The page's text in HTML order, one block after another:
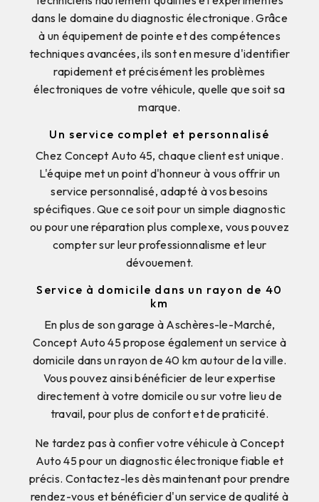
dans le domaine du diagnostic électronique. Grâce
à un équipement de pointe et des compétences
techniques avancées, ils sont en mesure d'identifier
rapidement et précisément les problèmes
électroniques de votre véhicule, quelle que soit sa
marque.
Un service complet et personnalisé
Chez Concept Auto 45, chaque client est unique.
L'équipe met un point d'honneur à vous offrir un
service personnalisé, adapté à vos besoins
spécifiques. Que ce soit pour un simple diagnostic
ou pour une réparation plus complexe, vous pouvez
compter sur leur professionnalisme et leur
dévouement.
Service à domicile dans un rayon de 40
km
En plus de son garage à Aschères-le-Marché,
Concept Auto 45 propose également un service à
domicile dans un rayon de 40 km autour de la ville.
Vous pouvez ainsi bénéficier de leur expertise
directement à votre domicile ou sur votre lieu de
travail, pour plus de confort et de praticité.
Ne tardez pas à confier votre véhicule à Concept
Auto 45 pour un diagnostic électronique fiable et
précis. Contactez-les dès maintenant pour prendre
rendez-vous et bénéficier d'un service de qualité à